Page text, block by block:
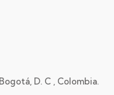
D. C , Colombia.